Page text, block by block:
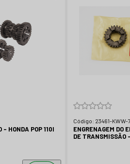
- HONDA POP 110I
Código: 23461-KWW-
ENGRENAGEM DO
DE TRANSMISSÃO